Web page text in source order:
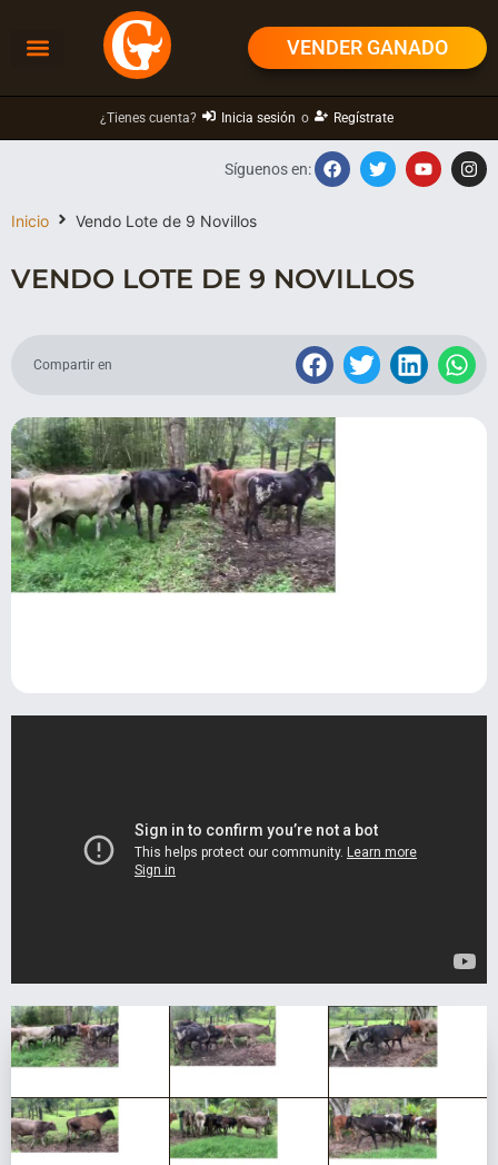
VENDER GANADO
¿Tienes cuenta? Inicia sesión o Regístrate
Inicio Vendo Lote de 9 Novillos
Síguenos en:
VENDO LOTE DE 9 NOVILLOS
Compartir en